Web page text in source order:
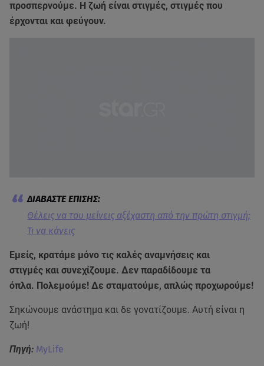
προσπερνούμε. Η ζωή είναι στιγμές, στιγμές που
έρχονται και φεύγουν.
Θέλεις να του μείνεις αξέχαστη από την πρώτη στιγμή;
Τι να κάνεις
Εμείς, κρατάμε μόνο τις καλές αναμνήσεις και
στιγμές και συνεχίζουμε. Δεν παραδίδουμε τα
όπλα. Πολεμούμε! Δε σταματούμε, απλώς προχωρούμε!
Σηκώνουμε ανάστημα και δε γονατίζουμε. Αυτή είναι η
ζωή!
Πηγή: MyLife